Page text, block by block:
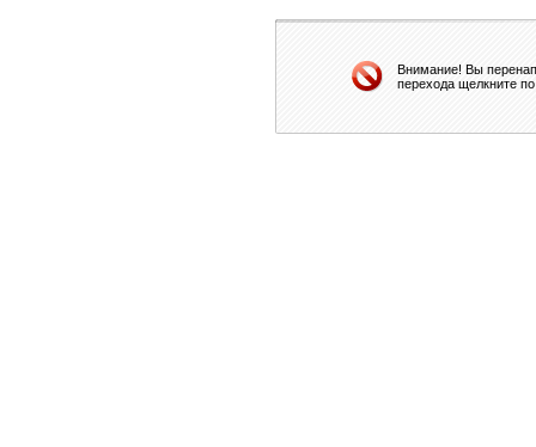
Внимание! Вы
перехода щелкните